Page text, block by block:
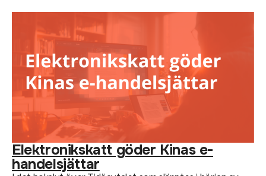
Elektronikskatt göder Kinas e-
handelsjättar